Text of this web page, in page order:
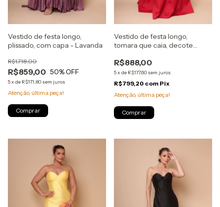
Vestido de festa longo,
plissado, com capa - Lavanda
R$859,00
R$1.718,00
50% OFF
5x de R$171,80 sem juros
Atenção, última peça!
Comprar
Vestido de festa longo,
tomara que caia, decote
- Vermelho
R$888,00
5x de R$177,60 sem juros
R$799,20 com Pix
Atenção, última peça!
Comprar